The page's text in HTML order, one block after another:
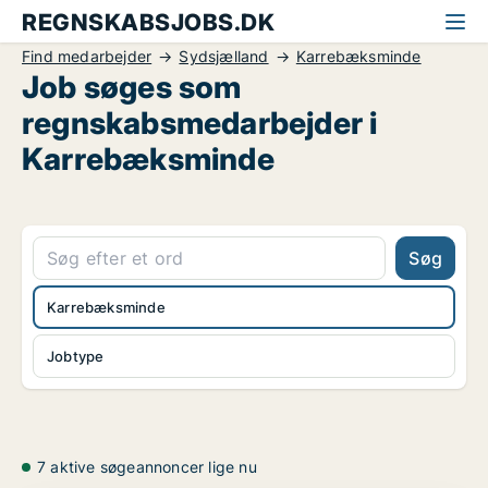
REGNSKABSJOBS.DK
Find medarbejder Sydsjælland Karrebæksminde
Job søges som
regnskabsmedarbejder i
Karrebæksminde
Søg
Jobtype
Karrebæksminde
7 aktive søgeannoncer lige nu